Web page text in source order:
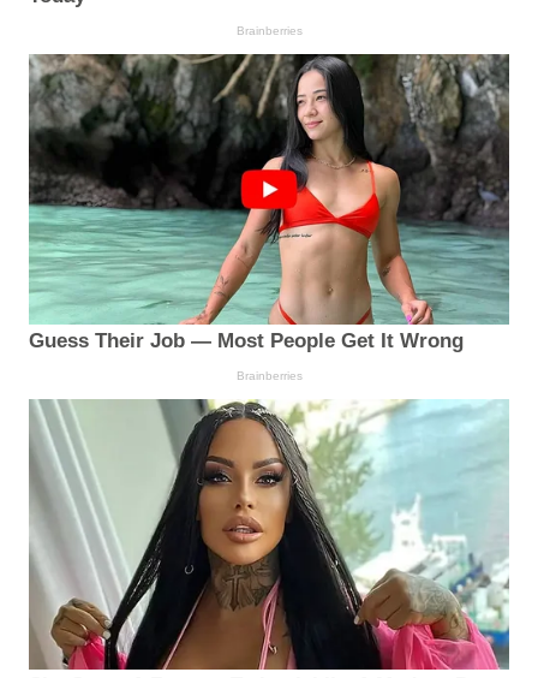
Brainberries
Guess Their Job — Most People Get It Wrong
Brainberries